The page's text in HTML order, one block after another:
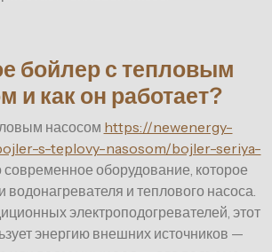
бойлер с тепловым
и как он работает?
насосом https://newenergy-
s-teplovy-nasosom/bojler-seriya-
современное оборудование, которое
водонагревателя и теплового насоса.
электроподогревателей, этот
энергию внешних источников —